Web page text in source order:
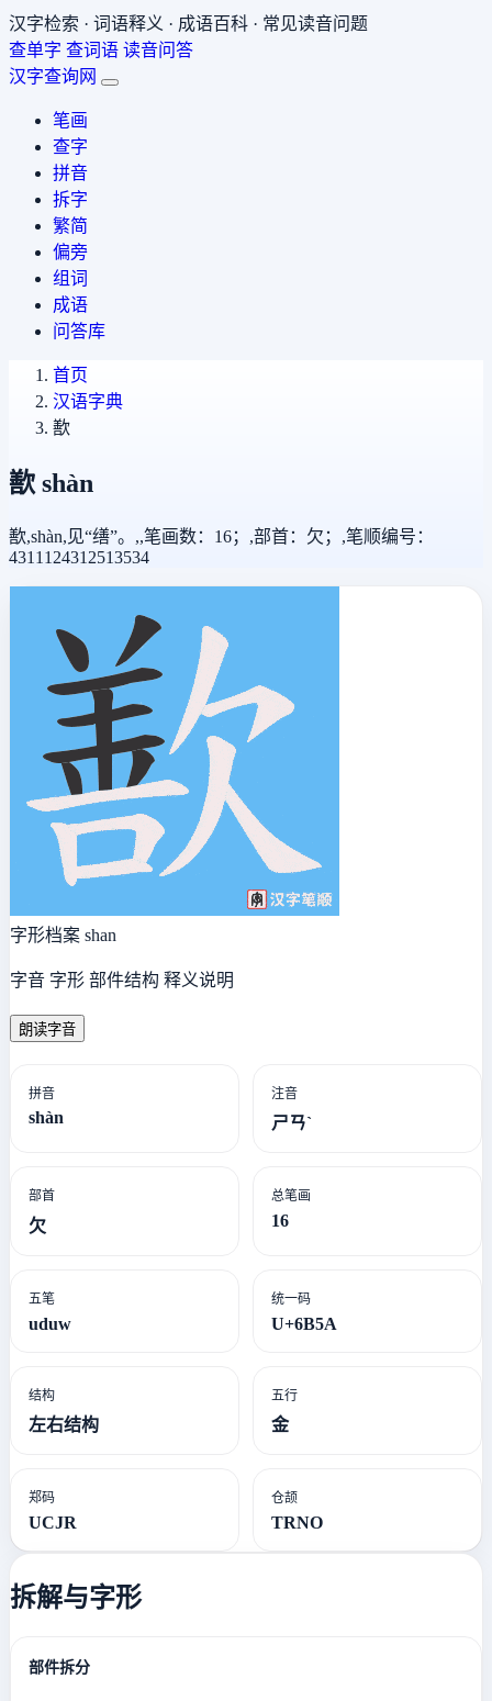
汉字检索 · 词语释义 · 成语百科 · 常见读音问题
查单字 查词语 读音问答
汉字查询网
笔画
查字
拼音
拆字
繁简
偏旁
组词
成语
问答库
首页
汉语字典
歚
歚 shàn
歚,shàn,见“缮”。,,笔画数：16；,部首：欠；,笔顺编号：
4311124312513534
字形档案 shan
字音 字形 部件结构 释义说明
朗读字音
拼音
shàn
注音
ㄕㄢˋ
部首
欠
总笔画
16
五笔
uduw
统一码
U+6B5A
结构
左右结构
五行
金
郑码
UCJR
仓颉
TRNO
拆解与字形
部件拆分